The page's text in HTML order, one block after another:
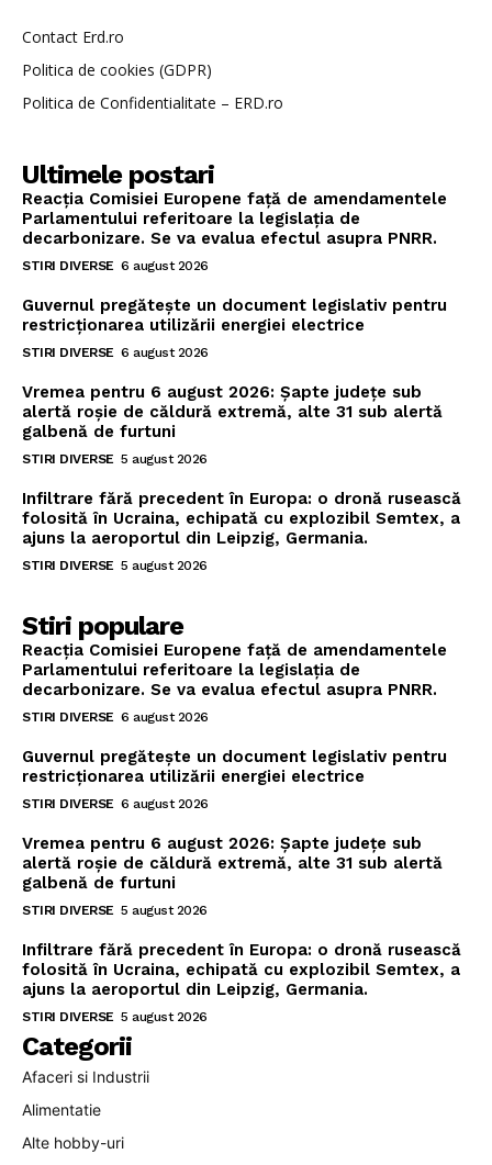
Contact Erd.ro
Politica de cookies (GDPR)
Politica de Confidentialitate – ERD.ro
Ultimele postari
Reacția Comisiei Europene față de amendamentele
Parlamentului referitoare la legislația de
decarbonizare. Se va evalua efectul asupra PNRR.
STIRI DIVERSE 6 august 2026
Guvernul pregătește un document legislativ pentru
restricționarea utilizării energiei electrice
STIRI DIVERSE 6 august 2026
Vremea pentru 6 august 2026: Șapte județe sub
alertă roșie de căldură extremă, alte 31 sub alertă
galbenă de furtuni
STIRI DIVERSE 5 august 2026
Infiltrare fără precedent în Europa: o dronă rusească
folosită în Ucraina, echipată cu explozibil Semtex, a
ajuns la aeroportul din Leipzig, Germania.
STIRI DIVERSE 5 august 2026
Stiri populare
Reacția Comisiei Europene față de amendamentele
Parlamentului referitoare la legislația de
decarbonizare. Se va evalua efectul asupra PNRR.
STIRI DIVERSE 6 august 2026
Guvernul pregătește un document legislativ pentru
restricționarea utilizării energiei electrice
STIRI DIVERSE 6 august 2026
Vremea pentru 6 august 2026: Șapte județe sub
alertă roșie de căldură extremă, alte 31 sub alertă
galbenă de furtuni
STIRI DIVERSE 5 august 2026
Infiltrare fără precedent în Europa: o dronă rusească
folosită în Ucraina, echipată cu explozibil Semtex, a
ajuns la aeroportul din Leipzig, Germania.
STIRI DIVERSE 5 august 2026
Categorii
Afaceri si Industrii
Alimentatie
Alte hobby-uri